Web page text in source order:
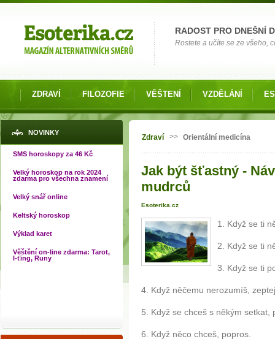
RADOST PRO DNEŠNÍ
Rostete a učíte se ze všeho,
ZDRAVÍ FILOZOFIE VĚŠTENÍ VZDĚLÁNÍ
NOVINKY
SMS horoskopy za 46 Kč
Velký horoskop na rok 2024
zdarma pro všechna znamení
Velký snář online
Keltský horoskop
Výklad karet
Věštění on-line zdarma: Tarot,
I-ťing, Runy
Jste zde
Zdraví >> Orientální medicína
Jak být šťastný -
mudrců
Esoterika.cz
1. Když se ti
2. Když se ti
3. Když se ti
4. Když něčemu nerozumíš,
5. Když se chceš s někým setkat,
6. Když něco chceš, popros.